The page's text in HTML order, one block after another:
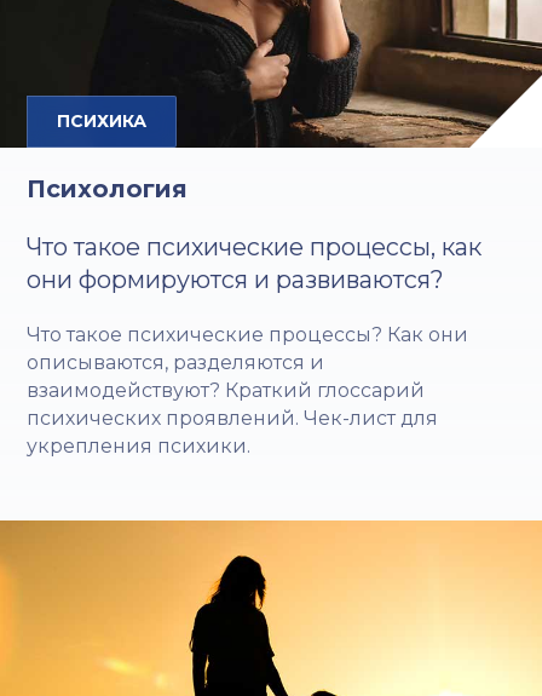
ПСИХИКА
Психология
Что такое психические процессы, как
они формируются и развиваются?
Что такое психические процессы? Как они
описываются, разделяются и
взаимодействуют? Краткий глоссарий
психических проявлений. Чек-лист для
укрепления психики.